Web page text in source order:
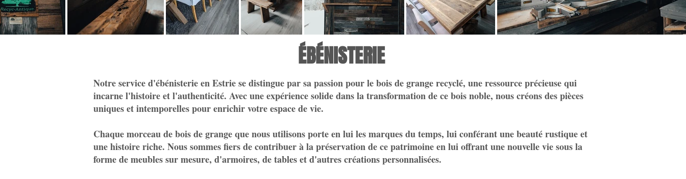
ÉBÉNISTERIE
Notre service d'ébénisterie en Estrie se distingue par sa passion pour le bois de grange recyclé, une ressource précieuse qui
incarne l'histoire et l'authenticité. Avec une expérience solide dans la transformation de ce bois noble, nous créons des pièces
uniques et intemporelles pour enrichir votre espace de vie.
Chaque morceau de bois de grange que nous utilisons porte en lui les marques du temps, lui conférant une beauté rustique et
une histoire riche. Nous sommes fiers de contribuer à la préservation de ce patrimoine en lui offrant une nouvelle vie sous la
forme de meubles sur mesure, d'armoires, de tables et d'autres créations personnalisées.